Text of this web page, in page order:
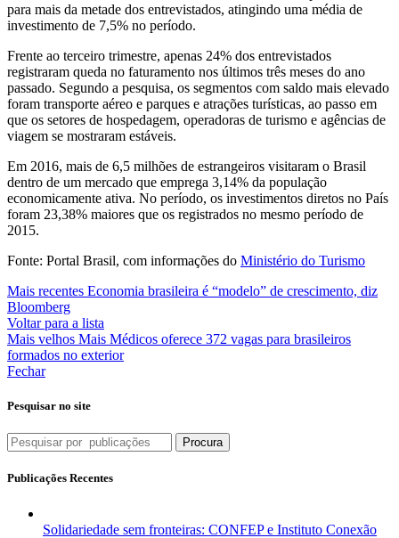
para mais da metade dos entrevistados, atingindo uma média de
investimento de 7,5% no período.
Frente ao terceiro trimestre, apenas 24% dos entrevistados
registraram queda no faturamento nos últimos três meses do ano
passado. Segundo a pesquisa, os segmentos com saldo mais elevado
foram transporte aéreo e parques e atrações turísticas, ao passo em
que os setores de hospedagem, operadoras de turismo e agências de
viagem se mostraram estáveis.
Em 2016, mais de 6,5 milhões de estrangeiros visitaram o Brasil
dentro de um mercado que emprega 3,14% da população
economicamente ativa. No período, os investimentos diretos no País
foram 23,38% maiores que os registrados no mesmo período de
2015.
Fonte: Portal Brasil, com informações do Ministério do Turismo
Mais recentes Economia brasileira é “modelo” de crescimento, diz
Bloomberg
Voltar para a lista
Mais velhos Mais Médicos oferece 372 vagas para brasileiros
formados no exterior
Fechar
Pesquisar no site
Procura
Publicações Recentes
Solidariedade sem fronteiras: CONFEP e Instituto Conexão